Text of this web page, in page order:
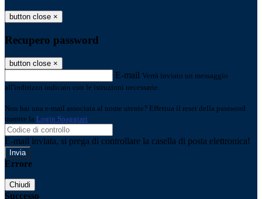
button close ×
Recupero password
button close ×
E-mail Verrà inviato un messaggio
all'indirizzo indicato con le istruzioni necessarie.
Non hai una e-mail associata al nome utente? Effettua il reset della password
tramite la Login Spaggiari
E-mail inviata, si prega di controllare la casella di posta elettronica!
Errore
Chiudi
Successo